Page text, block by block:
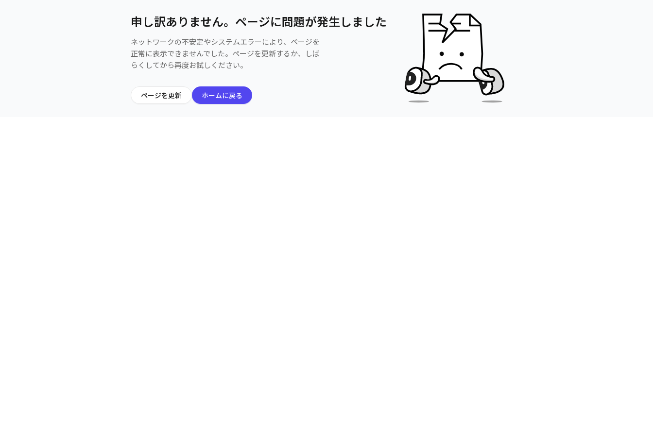
申し訳ありません。ページに問題が発生しました
ネットワークの不安定やシステムエラーにより、ページを
正常に表示できませんでした。ページを更新するか、しば
らくしてから再度お試しください。
ページを更新 ホームに戻る